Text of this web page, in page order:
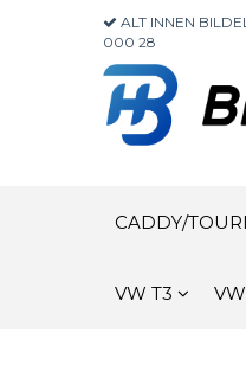
ALT INNEN
000 28
CADDY/
VW T3